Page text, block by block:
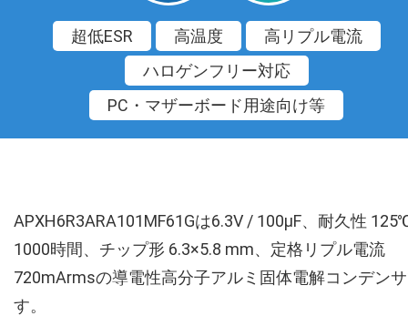
超低ESR 高温度
高リプル電流
ハロゲンフリー対応
PC・マザーボード用途向け等
APXH6R3ARA101MF61Gは6.3V / 100µF、耐久性
1000時間、チップ形 6.3×5.8 mm、定格リプル電流
720mArmsの導電性高分子アルミ固体電解コンデン
す。